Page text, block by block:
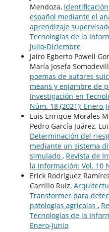
Mendoza,
español mediante el
aprendizaje
Tecnologías de la
Julio-Diciembre
Jairo Egberto Powell
María Josefa
poemas de autores
means y enjambre de
Investigación en
Núm. 18 (2021): Enero-
Luis Enrique Morales
Pedro García Juárez,
Determinación del
mediante un sistema
simulado , Revista de
la Información: Vol. 10
Erick Rodríguez
Carrillo Ruiz,
Transformer para
patologías agrícolas ,
Tecnologías de la
Enero-Junio